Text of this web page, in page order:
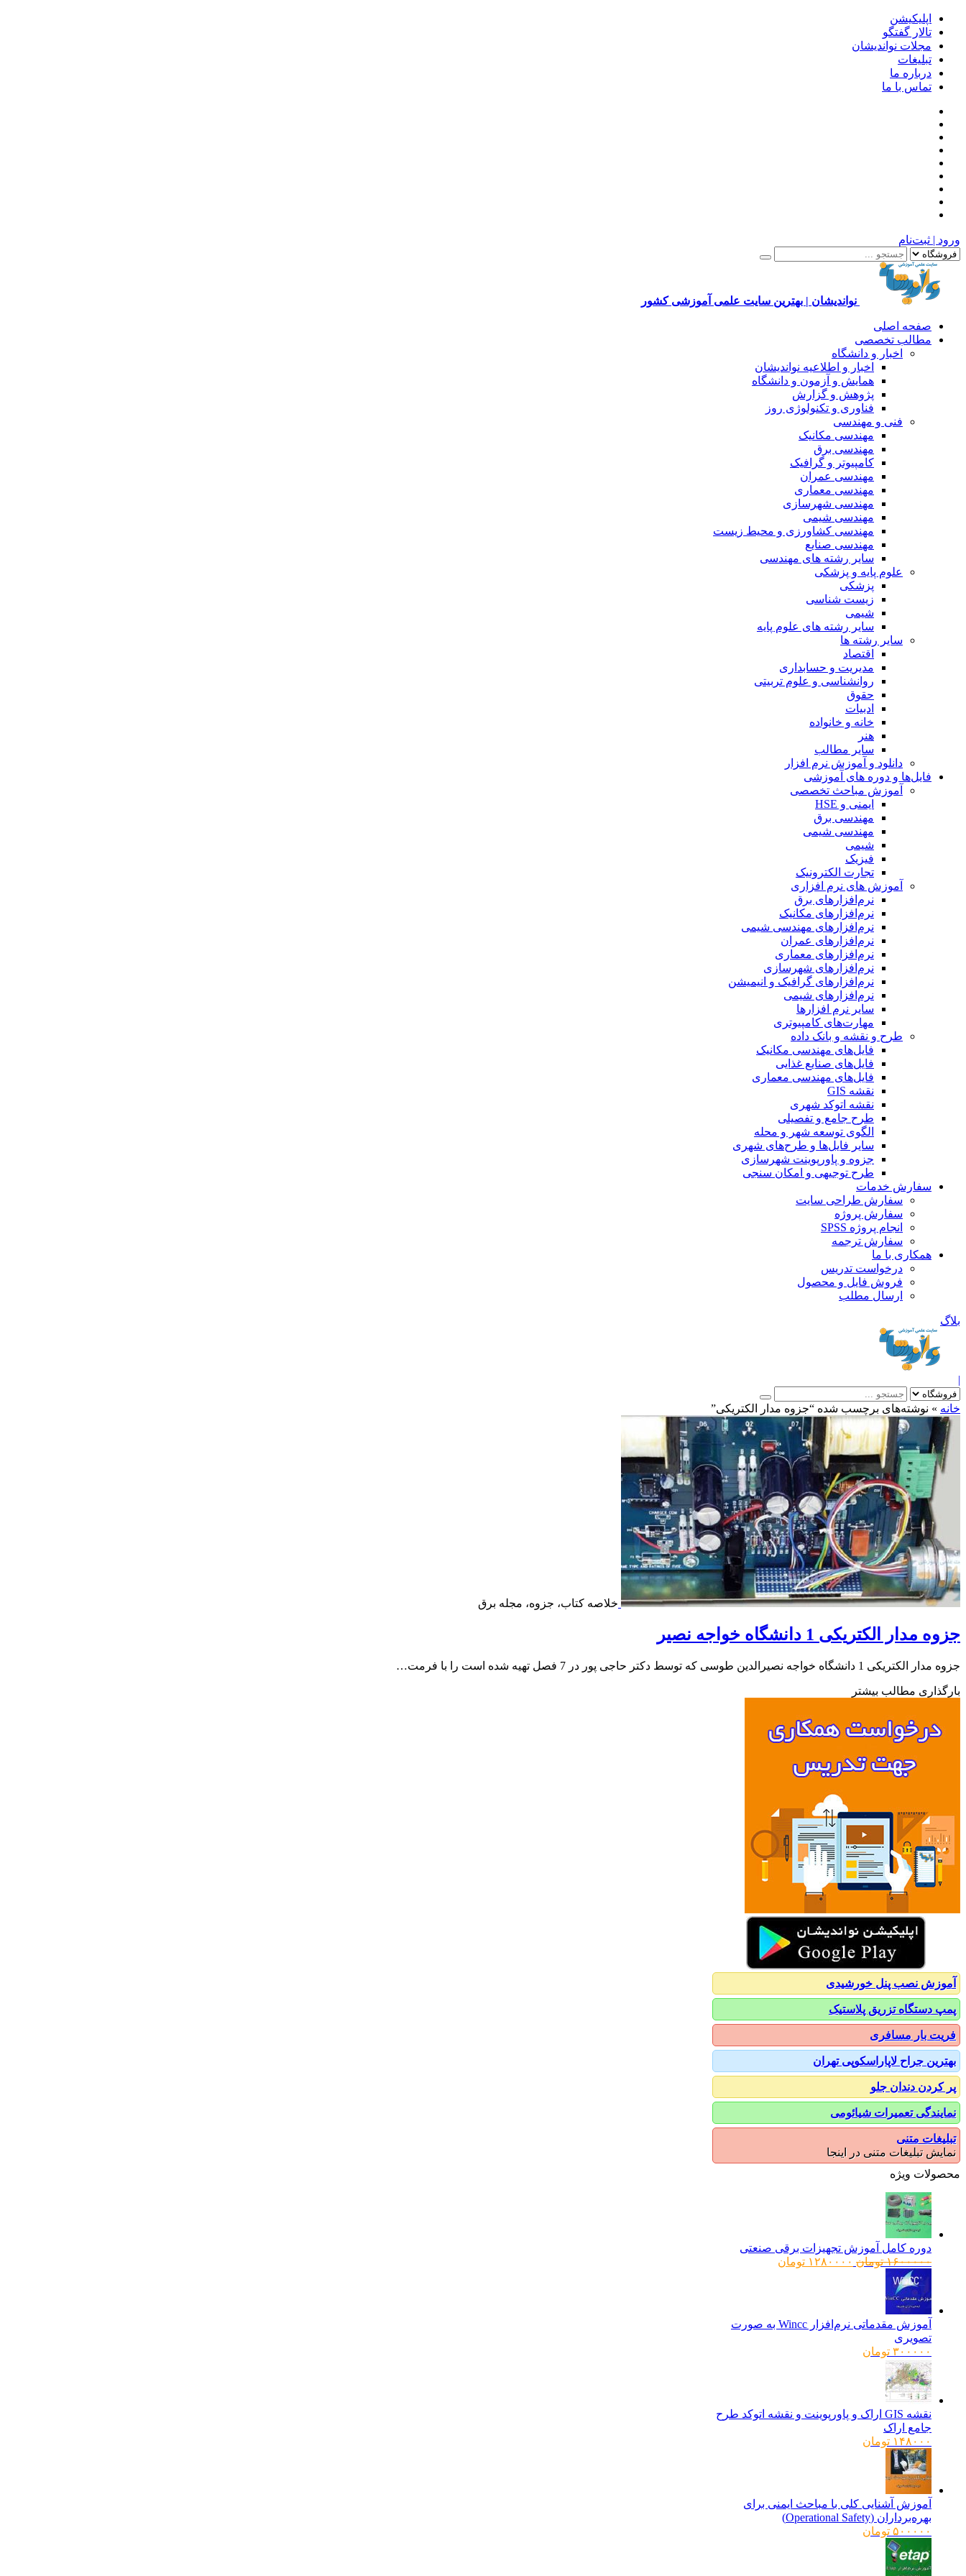
اپلیکیشن
تالار گفتگو
مجلات نواندیشان
تبلیغات
درباره ما
تماس با ما
ورود | ثبت‌نام
نواندیشان | بهترین سایت علمی آموزشی کشور
صفحه اصلی
مطالب تخصصی
اخبار و دانشگاه
اخبار و اطلاعیه نواندیشان
همایش و آزمون و دانشگاه
پژوهش و گزارش
فناوری و تکنولوژی روز
فنی و مهندسی
مهندسی مکانیک
مهندسی برق
کامپیوتر و گرافیک
مهندسی عمران
مهندسی معماری
مهندسی شهرسازی
مهندسی شیمی
مهندسی کشاورزی و محیط زیست
مهندسی صنایع
سایر رشته های مهندسی
علوم پایه و پزشکی
پزشکی
زیست شناسی
شیمی
سایر رشته های علوم پایه
سایر رشته ها
اقتصاد
مدیریت و حسابداری
روانشناسی و علوم تربیتی
حقوق
ادبیات
خانه و خانواده
هنر
سایر مطالب
دانلود و آموزش نرم افزار
فایل‌ها و دوره های آموزشی
آموزش مباحث تخصصی
ایمنی و HSE
مهندسی برق
مهندسی شیمی
شیمی
فیزیک
تجارت الکترونیک
آموزش های نرم افزاری
نرم‌افزارهای برق
نرم‌افزارهای مکانیک
نرم‌افزارهای مهندسی شیمی
نرم‌افزارهای عمران
نرم‌افزارهای معماری
نرم‌افزارهای شهرسازی
نرم‌افزارهای گرافیک و انیمیشن
نرم‌افزارهای شیمی
سایر نرم افزارها
مهارت‌های کامپیوتری
طرح و نقشه و بانک داده
فایل‌های مهندسی مکانیک
فایل‌های صنایع غذایی
فایل‌های مهندسی معماری
نقشه GIS
نقشه اتوکد شهری
طرح جامع و تفصیلی
الگوی توسعه شهر و محله
سایر فایل‌ها و طرح‌های شهری
جزوه و پاورپوینت شهرسازی
طرح توجیهی و امکان سنجی
سفارش خدمات
سفارش طراحی سایت
سفارش پروژه
انجام پروژه SPSS
سفارش ترجمه
همکاری با ما
درخواست تدریس
فروش فایل و محصول
ارسال مطلب
بلاگ
|
خانه » نوشته‌های برچسب شده “جزوه مدار الکتریکی”
خلاصه کتاب، جزوه، مجله برق
جزوه مدار الکتریکی 1 دانشگاه خواجه نصیر
جزوه مدار الکتریکی 1 دانشگاه خواجه نصیرالدین طوسی که توسط دکتر حاجی پور در 7 فصل تهیه شده است را با فرمت…
بارگذاری مطالب بیشتر
آموزش نصب پنل خورشیدی
پمپ دستگاه تزریق پلاستیک
فریت بار مسافری
بهترین جراح لاپاراسکوپی تهران
پر کردن دندان جلو
نمایندگی تعمیرات شیائومی
تبلیغات متنی
نمایش تبلیغات متنی در اینجا
محصولات ویژه
دوره کامل آموزش تجهیزات برقی صنعتی
۱۶۰۰۰۰۰ تومان قیمت
۱۲۸۰۰۰۰ تومان
آموزش مقدماتی نرم‌افزار Wincc به صورت
تصویری
۳۰۰۰۰۰ تومان
نقشه GIS اراک و پاورپوینت و نقشه اتوکد طرح
جامع اراک
۱۴۸۰۰۰ تومان
آموزش آشنایی کلی با مباحث ایمنی برای
بهره‌برداران (Operational Safety)
۵۰۰۰۰۰ تومان